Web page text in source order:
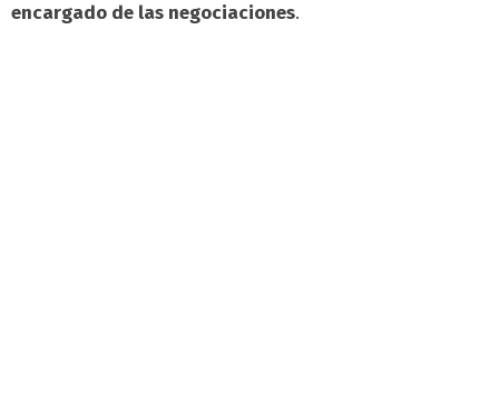
encargado de las negociaciones.